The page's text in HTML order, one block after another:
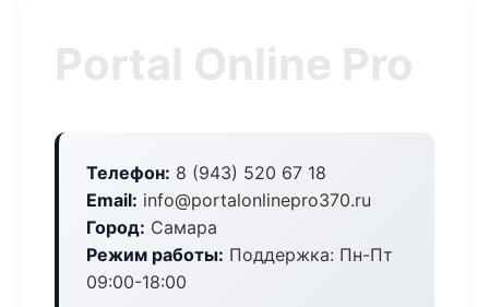
Portal Online Pro
Телефон: 8 (943) 520 67 18
Email: info@portalonlinepro370.ru
Город: Самара
Режим работы: Поддержка: Пн-Пт
09:00-18:00